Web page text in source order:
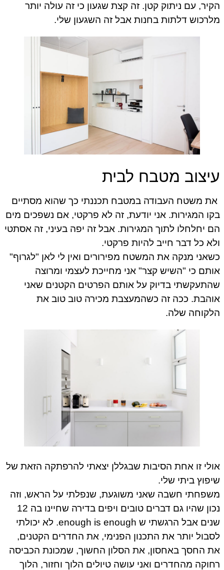
הקיר, עם ניתוק קטן. זה קצת שגעון כי זה עולה יותר
מלרכוש דלתות בחנות אבל זה השגעון שלי.
עיצוב מטבח לבית
את משטח העבודה במטבח תכננתי כך שהוא מסתיים
בקו המגירות. אני יודעת, זה לא פרקטי, אם נשפכים מים
הם יחלחלו לתוך המגירות. אבל זה יפה בעיני, זה אסתטי
ולא כל דבר חייב להיות פרקטי.
כשאני מנקה את המשטח מפירורים ואין לי לאן "לגרוף"
אותם כי "השיש קצר" אני מחייכת לעצמי ומרוצה
שהתעקשתי בדיוק על אותם הפרטים הקטנים שאני
אוהבת. ככה זה כשהמעצבת מכירה טוב טוב את
הלקוחה שלה.
אולי זו אחת הסיבות שבגללן יצאתי להרפתקה הזאת של
שיפוץ ביתי שלי.
משפחתי חשבה שאני משוגעת, שנפלתי על הראש, וזה
נכון שהיו גם דברים טובים ויפים בדירה שחיינו בה 12
שנים אבל הרגשתי ש enough is enough. לא יכולתי
לסבול יותר את התכנון הפנימי, את החדרים הקטנים,
את החסך באחסון, את הסלון החשוך, שמכונת הכביסה
רחוקה מהחדרים ואני עושה טיולים הלוך וחזור, הלוך